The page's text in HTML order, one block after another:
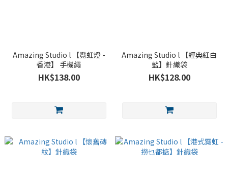
Amazing Studio l 【霓虹燈 -
香港】 手機繩
HK$138.00
Amazing Studio l 【經典紅白
藍】針織袋
HK$128.00